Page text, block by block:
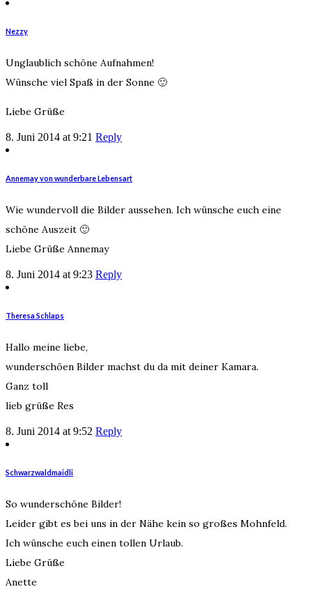
Nezzy
Unglaublich schöne Aufnahmen!
Wünsche viel Spaß in der Sonne 🙂
Liebe Grüße
8. Juni 2014 at 9:21 Reply
Annemay von wunderbare Lebensart
Wie wundervoll die Bilder aussehen. Ich wünsche euch eine
schöne Auszeit 🙂
Liebe Grüße Annemay
8. Juni 2014 at 9:23 Reply
Theresa Schlaps
Hallo meine liebe,
wunderschöen Bilder machst du da mit deiner Kamara.
Ganz toll
lieb grüße Res
8. Juni 2014 at 9:52 Reply
Schwarzwaldmaidli
So wunderschöne Bilder!
Leider gibt es bei uns in der Nähe kein so großes Mohnfeld.
Ich wünsche euch einen tollen Urlaub.
Liebe Grüße
Anette